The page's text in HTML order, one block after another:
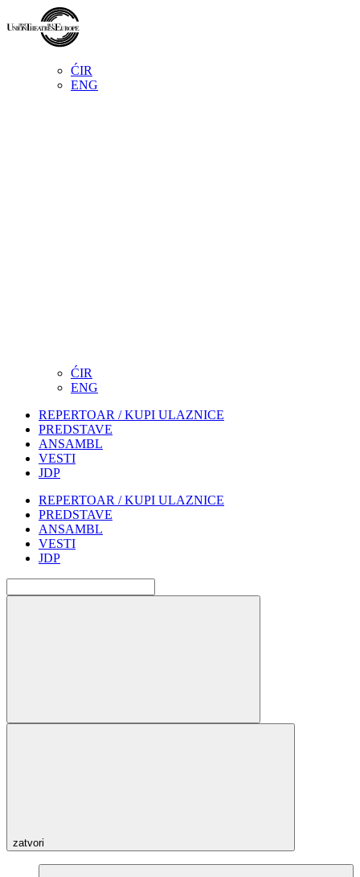
ĆIR
ENG
ĆIR
ENG
REPERTOAR / KUPI ULAZNICE
PREDSTAVE
ANSAMBL
VESTI
JDP
REPERTOAR / KUPI ULAZNICE
PREDSTAVE
ANSAMBL
VESTI
JDP
zatvori